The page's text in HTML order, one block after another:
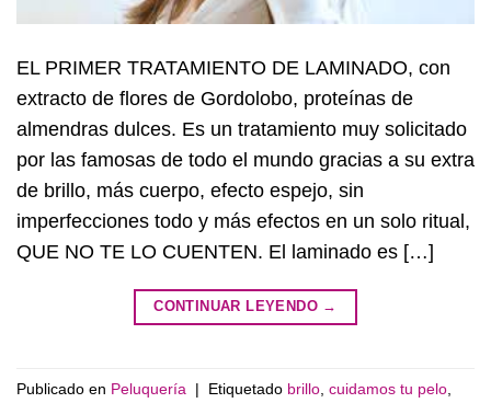
EL PRIMER TRATAMIENTO DE LAMINADO, con
extracto de flores de Gordolobo, proteínas de
almendras dulces. Es un tratamiento muy solicitado
por las famosas de todo el mundo gracias a su extra
de brillo, más cuerpo, efecto espejo, sin
imperfecciones todo y más efectos en un solo ritual,
QUE NO TE LO CUENTEN. El laminado es […]
CONTINUAR LEYENDO →
Publicado en Peluquería | Etiquetado brillo, cuidamos tu pelo,